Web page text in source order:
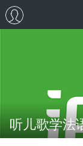
听儿歌学法